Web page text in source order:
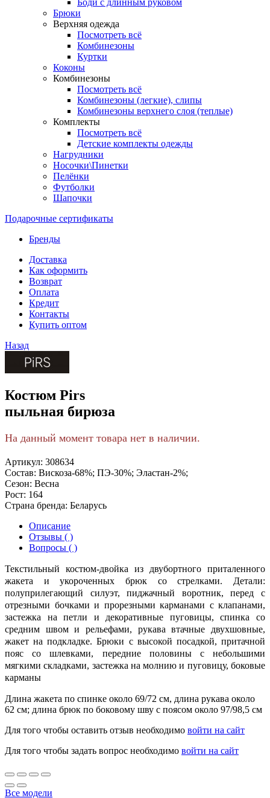
Брюки
Верхняя одежда
Посмотреть всё
Комбинезоны
Куртки
Коконы
Комбинезоны
Посмотреть всё
Комбинезоны (легкие), слипы
Комбинезоны верхнего слоя (теплые)
Комплекты
Посмотреть всё
Детские комплекты одежды
Нагрудники
Носочки\Пинетки
Пелёнки
Футболки
Шапочки
Подарочные сертификаты
Бренды
Доставка
Как оформить
Возврат
Оплата
Кредит
Контакты
Купить оптом
Назад
Костюм Pirs
пыльная бирюза
На данный момент товара нет в наличии.
Артикул: 308634
Состав: Вискоза-68%; ПЭ-30%; Эластан-2%;
Сезон: Весна
Рост: 164
Страна бренда: Беларусь
Описание
Отзывы ( )
Вопросы ( )
Текстильный костюм-двойка из двубортного приталенного
жакета и укороченных брюк со стрелками. Детали:
полуприлегающий силуэт, пиджачный воротник, перед с
отрезными бочками и прорезными карманами с клапанами,
застежка на петли и декоративные пуговицы, спинка со
средним швом и рельефами, рукава втачные двухшовные,
жакет на подкладке. Брюки с высокой посадкой, притачной
пояс со шлевками, передние половины с небольшими
мягкими складками, застежка на молнию и пуговицу, боковые
карманы
Длина жакета по спинке около 69/72 см, длина рукава около
62 см; длина брюк по боковому шву с поясом около 97/98,5 см
Для того чтобы оставить отзыв необходимо войти на сайт
Для того чтобы задать вопрос необходимо войти на сайт
Все модели